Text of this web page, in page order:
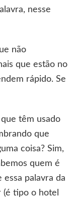
nesse
não
que estão no
rápido. Se
têm usado
que
coisa? Sim,
quem é
palavra da
(é tipo o hotel